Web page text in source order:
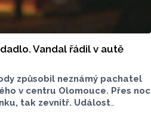
Vandal řádil v autě
způsobil neznámý pachatel
v centru Olomouce. Přes noc
tak zevnitř. Událost
a v ranních hodinách o ní